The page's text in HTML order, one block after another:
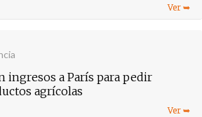
ingresos a París para pedir
agrícolas